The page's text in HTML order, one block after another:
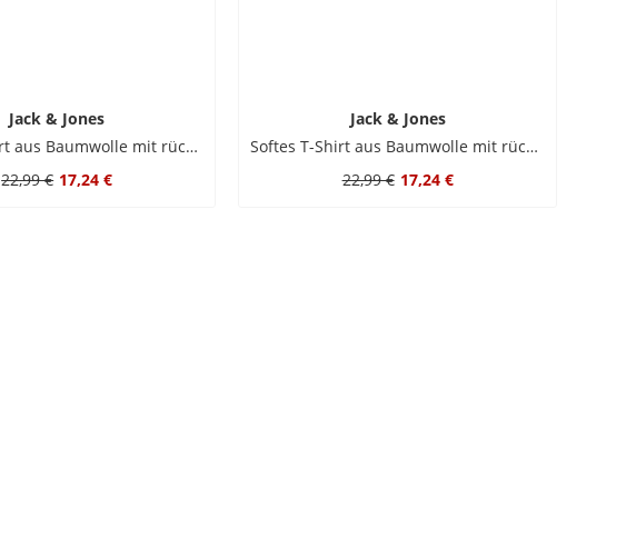
Jack & Jones
Softes T-Shirt aus Baumwolle mit rückseitigem Print
22,99 € 17,24 €
Jack & Jones
Softes T-Shirt aus Baumwolle mit rückseitigem Print
22,99 € 17,24 €